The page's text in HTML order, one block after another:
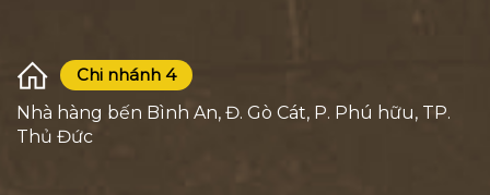
Chi nhánh 4
Nhà hàng bến Bình An, Đ. Gò Cát, P. Phú hữu, TP.
Thủ Đức